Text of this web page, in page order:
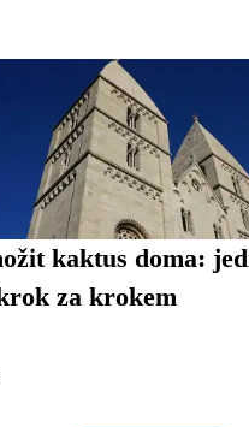
kaktus doma:
za krokem